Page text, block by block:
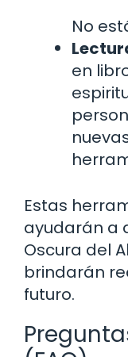
No
en
Estas
ayudarán a
Oscura del
brindarán
futuro.